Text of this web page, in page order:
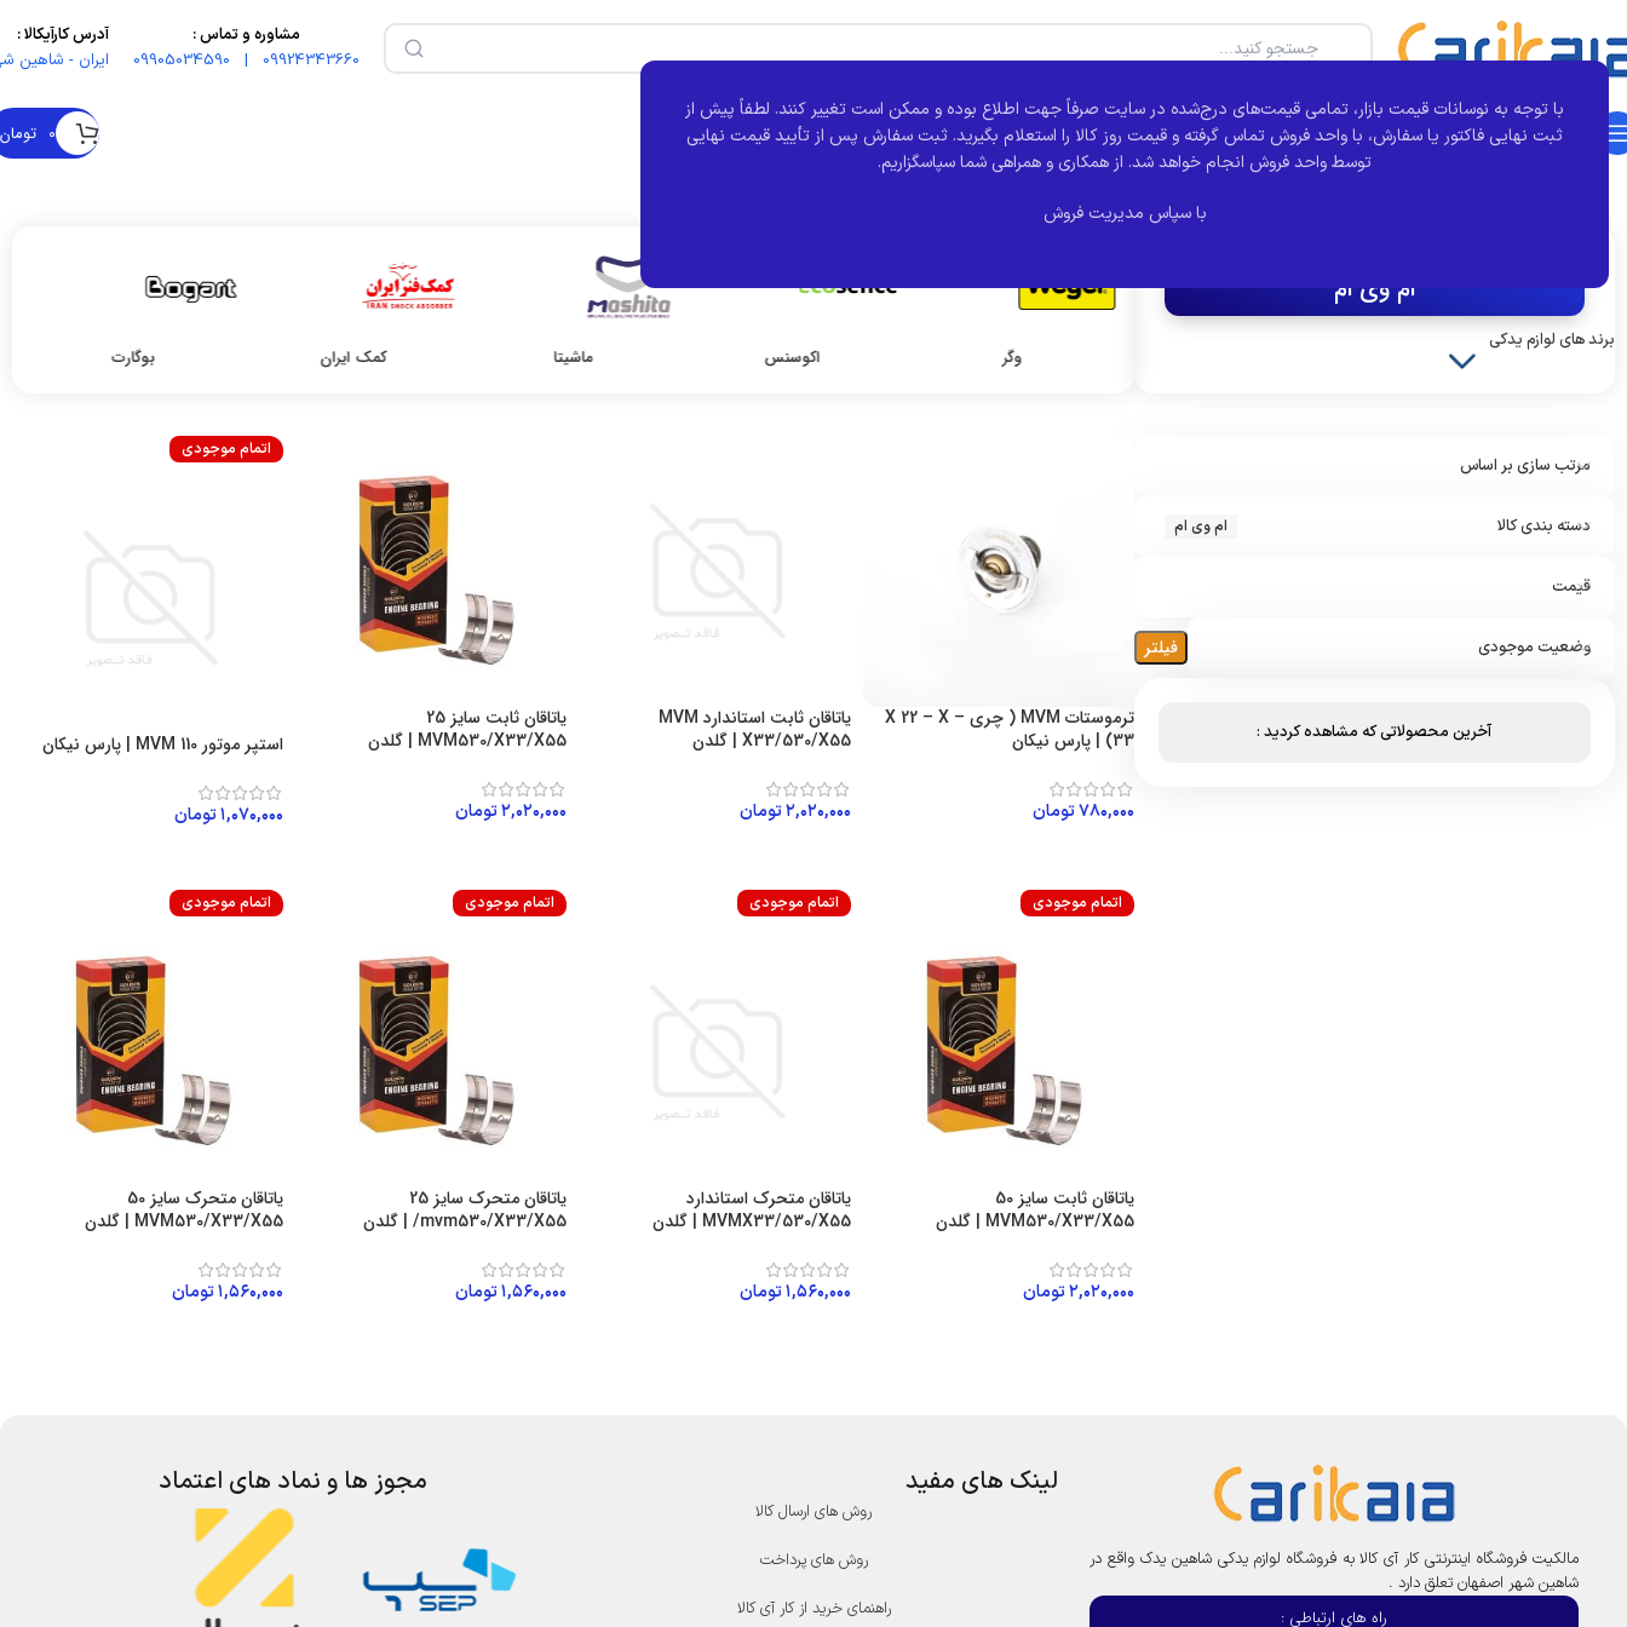
با توجه به نوسانات قیمت بازار، تمامی قیمت‌های درج‌شده در سایت صرفاً جهت اطلاع بوده و ممکن است تغییر کنند. لطفاً پیش از
ثبت نهایی فاکتور یا سفارش، با واحد فروش تماس گرفته و قیمت روز کالا را استعلام بگیرید. ثبت سفارش پس از تأیید قیمت نهایی
توسط واحد فروش انجام خواهد شد. از همکاری و همراهی شما سپاسگزاریم.
با سپاس مدیریت فروش
مشاوره و تماس :
09924343660 | 09905034590
آدرس کارآیکالا :
ایران - شاهین
دسته بندی محصولات خانهبجورتماس با مادرباره کارآی کالا مقالات ۰ تومان
Showing all 8 results
وگر اکوسنس ماشیتا کمک ایران بوگارت
ام وی ام
برند های لوازم یدکی
مرتب سازی بر اساس
دسته بندی کالا ام وی ام
قیمت
وضعیت موجودی فیلتر
آخرین محصولاتی که مشاهده کردید :
ترموستات MVM ( چری – X 22 – X
33) | پارس نیکان
۷۸۰,۰۰۰تومان
یاتاقان ثابت استاندارد MVM
X33/530/X55 | گلدن
۲,۰۲۰,۰۰۰تومان
یاتاقان ثابت سایز 25
MVM530/X33/X55 | گلدن
۲,۰۲۰,۰۰۰تومان
اتمام موجودی
استپر موتور MVM 110 | پارس نیکان
۱,۰۷۰,۰۰۰تومان
اتمام موجودی
یاتاقان ثابت سایز 50
MVM530/X33/X55 | گلدن
۲,۰۲۰,۰۰۰تومان
اتمام موجودی
یاتاقان متحرک استاندارد
MVMX33/530/X55 | گلدن
۱,۵۶۰,۰۰۰تومان
اتمام موجودی
یاتاقان متحرک سایز 25
mvm530/X33/X55/ | گلدن
۱,۵۶۰,۰۰۰تومان
اتمام موجودی
یاتاقان متحرک سایز 50
MVM530/X33/X55 | گلدن
۱,۵۶۰,۰۰۰تومان
مالکیت فروشگاه اینترنتی کار آی کالا به فروشگاه لوازم یدکی شاهین یدک واقع در
شاهین شهر اصفهان تعلق دارد .
راه های ارتباطی :
لینک های مفید
روش های ارسال کالا
روش های پرداخت
راهنمای خرید از کار آی کالا
مجوز ها و نماد های اعتماد